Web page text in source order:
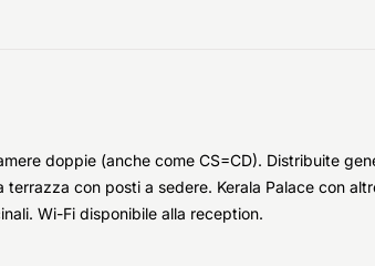
doppie (anche come CS=CD). Distribuite
con posti a sedere. Kerala Palace con
Wi-Fi disponibile alla reception.